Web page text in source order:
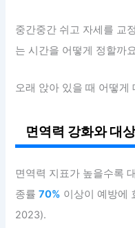
중간중간 쉬고 자세를 교
는 시간을 어떻게 정할까
오래 앉아 있을 때 어떻게
면역력 강화와 대
면역력 지표가 높을수록
종률70% 이상이 예방에
2023).